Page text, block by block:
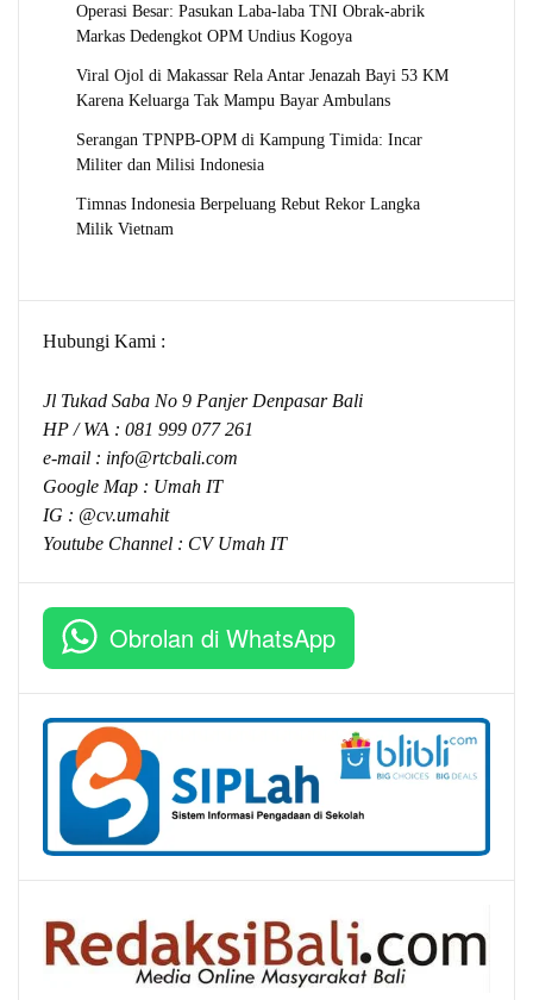
Operasi Besar: Pasukan Laba-laba TNI Obrak-abrik
Markas Dedengkot OPM Undius Kogoya
Viral Ojol di Makassar Rela Antar Jenazah Bayi 53 KM
Karena Keluarga Tak Mampu Bayar Ambulans
Serangan TPNPB-OPM di Kampung Timida: Incar
Militer dan Milisi Indonesia
Timnas Indonesia Berpeluang Rebut Rekor Langka
Milik Vietnam
Hubungi Kami :
Jl Tukad Saba No 9 Panjer Denpasar Bali
HP / WA : 081 999 077 261
e-mail : info@rtcbali.com
Google Map : Umah IT
IG : @cv.umahit
Youtube Channel : CV Umah IT
Obrolan di WhatsApp